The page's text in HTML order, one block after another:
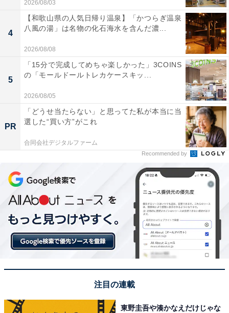
2026/08/03
4
【和歌山県の人気日帰り温泉】「かつらぎ温泉
八風の湯」は名物の化石海水を含んだ濃...
2026/08/08
5
「15分で完成してめちゃ楽しかった」3COINS
の「モールドールトレカケースキッ...
2026/08/05
PR
「どうせ当たらない」と思ってた私が本当に当
選した“買い方”がこれ
合同会社デジタルファーム
Recommended by
注目の連載
東野圭吾や湊かなえだけじゃな